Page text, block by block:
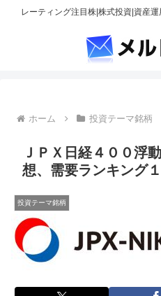
レーティング注目株|株式投資|資産
ホーム 投資テーマ銘柄
ＪＰＸ日経４００浮
想、需要ランキング
投資テーマ銘柄